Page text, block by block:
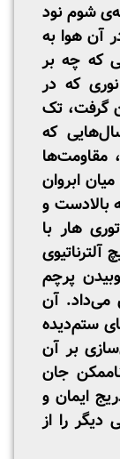
شوم نود
آن هوا به
که چه بر
که در
تابیدن گرفت، تک
که
مقاومت‌ها
ابروان
بالادست و
هار با
پرچم
می‌داد. آن
ستم‌دیده
بر آن
جان
ایمان و
دیگر را از